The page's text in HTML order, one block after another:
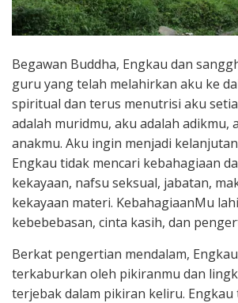
Begawan Buddha, Engkau dan
guru yang telah melahirkan aku ke
spiritual dan terus menutrisi aku
adalah muridmu, aku adalah adikmu,
anakmu. Aku ingin menjadi
Engkau tidak mencari kebahagiaan
kekayaan, nafsu seksual, jabatan,
kekayaan materi. KebahagiaanMu
kebebebasan, cinta kasih, dan
Berkat pengertian mendalam,
terkaburkan oleh pikiranmu dan
terjebak dalam pikiran keliru. Engkau